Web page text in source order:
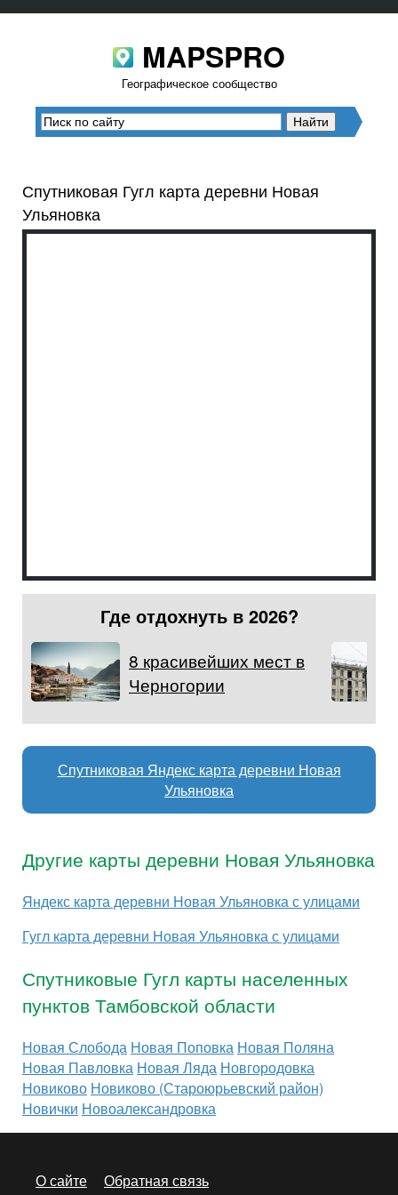
MAPSPRO
Географическое сообщество
Спутниковая Гугл карта деревни Новая
Ульяновка
Где отдохнуть в 2026?
8 красивейших мест в
Черногории
Спутниковая Яндекс карта деревни Новая
Ульяновка
Другие карты деревни Новая Ульяновка
Яндекс карта деревни Новая Ульяновка с улицами
Гугл карта деревни Новая Ульяновка с улицами
Спутниковые Гугл карты населенных
пунктов Тамбовской области
Новая Слобода Новая Поповка Новая Поляна
Новая Павловка Новая Ляда Новгородовка
Новиково Новиково (Староюрьевский район)
Новички Новоалександровка
О сайте Обратная связь